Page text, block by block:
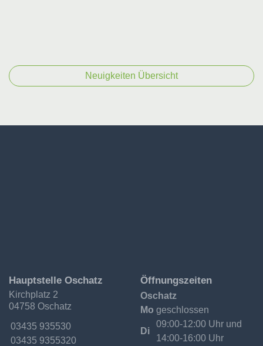
Neuigkeiten Übersicht
Ev.-
Luth.
Kirchgemeinde
Oschatzer
Hauptstelle Oschatz
Kirchplatz 2
04758 Oschatz
Telefon:
03435 935530
Fax:
03435 9355320
Öffnungszeiten
Oschatz
Mo geschlossen
Di
09:00-12:00 Uhr und
14:00-16:00 Uhr